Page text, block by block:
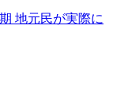
地元民が実際に